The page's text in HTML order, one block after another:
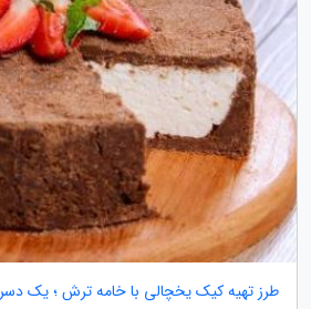
طرز تهیه کیک یخچالی با خامه ترش ؛ یک دسر